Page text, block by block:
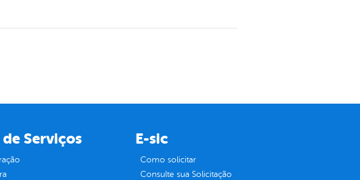
Serviços E-sic
Como solicitar
Consulte sua Solicitação